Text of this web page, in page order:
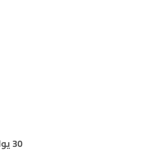
30 يوليو 2023